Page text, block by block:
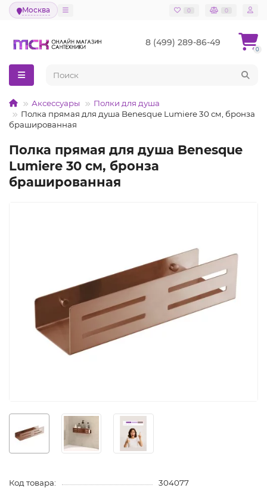
Москва 0 0
8 (499) 289-86-49
0
Аксессуары
Полки для душа
Полка прямая для душа Benesque Lumiere 30 см, бронза
брашированная
Полка прямая для душа Benesque
Lumiere 30 см, бронза
брашированная
Код товара:
304077